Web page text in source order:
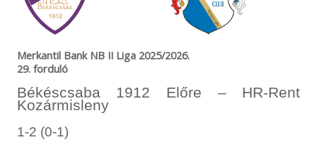
Merkantil Bank NB II Liga 2025/2026.
29. forduló
Békéscsaba 1912 Előre – HR-Rent
Kozármisleny
1-2 (0-1)